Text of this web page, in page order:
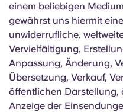
einem beliebigen
gewährst uns hiermit
unwiderrufliche,
Vervielfältigung,
Anpassung, Änderung,
Übersetzung, Verkauf,
öffentlichen
Anzeige der